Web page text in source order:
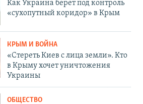
Как Украина берет под контроль
«сухопутный коридор» в Крым
КРЫМ И ВОЙНА
«Стереть Киев с лица земли». Кто
в Крыму хочет уничтожения
Украины
ОБЩЕСТВО